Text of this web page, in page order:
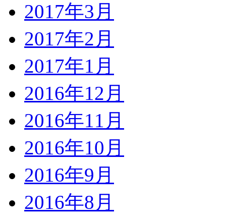
2017年3月
2017年2月
2017年1月
2016年12月
2016年11月
2016年10月
2016年9月
2016年8月